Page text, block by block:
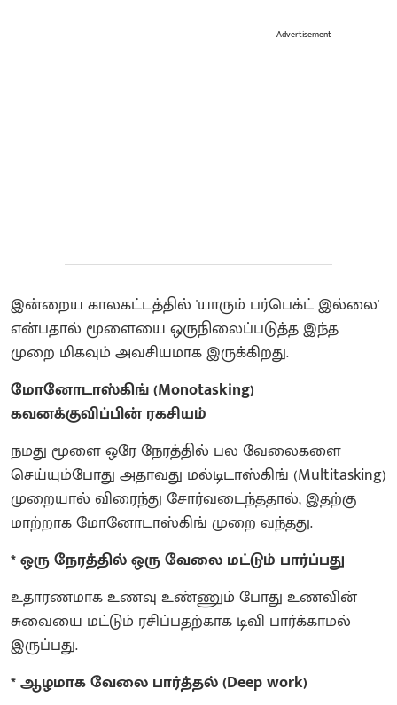
Advertisement
இன்றைய காலகட்டத்தில் 'யாரும் பர்பெக்ட் இல்லை'
என்பதால் மூளையை ஒருநிலைப்படுத்த இந்த
முறை மிகவும் அவசியமாக இருக்கிறது.
மோனோடாஸ்கிங் (Monotasking)
கவனக்குவிப்பின் ரகசியம்
நமது மூளை ஒரே நேரத்தில் பல வேலைகளை
செய்யும்போது அதாவது மல்டிடாஸ்கிங் (Multitasking)
முறையால் விரைந்து சோர்வடைந்ததால், இதற்கு
மாற்றாக மோனோடாஸ்கிங் முறை வந்தது.
* ஒரு நேரத்தில் ஒரு வேலை மட்டும் பார்ப்பது
உதாரணமாக உணவு உண்ணும் போது உணவின்
சுவையை மட்டும் ரசிப்பதற்காக டிவி பார்க்காமல்
இருப்பது.
* ஆழமாக வேலை பார்த்தல் (Deep work)